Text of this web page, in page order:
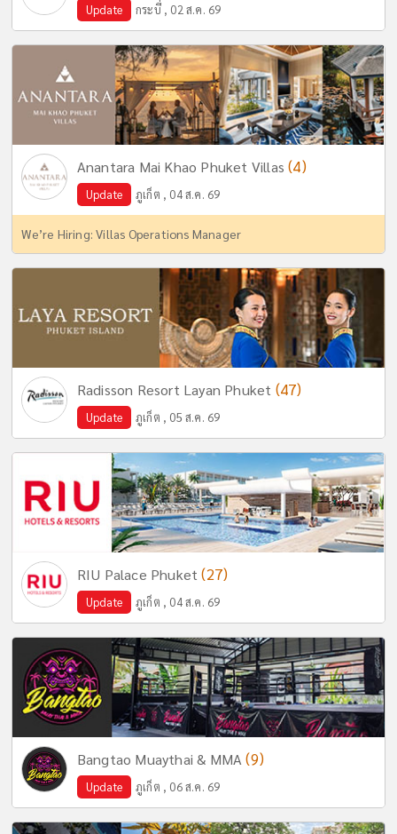
Update กระบี่ , 02 ส.ค. 69
Anantara Mai Khao Phuket Villas(4)
Update ภูเก็ต , 04 ส.ค. 69
We’re Hiring: Villas Operations Manager
Radisson Resort Layan Phuket (47)
Update ภูเก็ต , 05 ส.ค. 69
RIU Palace Phuket(27)
Update ภูเก็ต , 04 ส.ค. 69
Bangtao Muaythai & MMA(9)
Update ภูเก็ต , 06 ส.ค. 69